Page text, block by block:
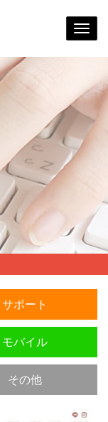
サポート
モバイル
その他